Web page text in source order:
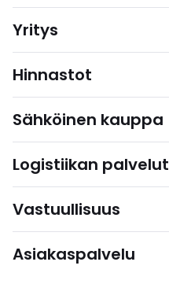
Yritys
Hinnastot
Sähköinen kauppa
Logistiikan palvelut
Vastuullisuus
Asiakaspalvelu